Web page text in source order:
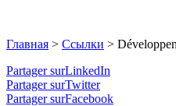
Главная > Ссылки >
Partager surLinkedIn
Partager surTwitter
Partager surFacebook